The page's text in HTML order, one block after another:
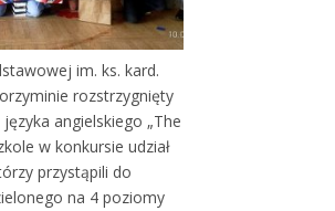
im. ks. kard.
rozstrzygnięty
angielskiego „The
w konkursie udział
przystąpili do
na 4 poziomy